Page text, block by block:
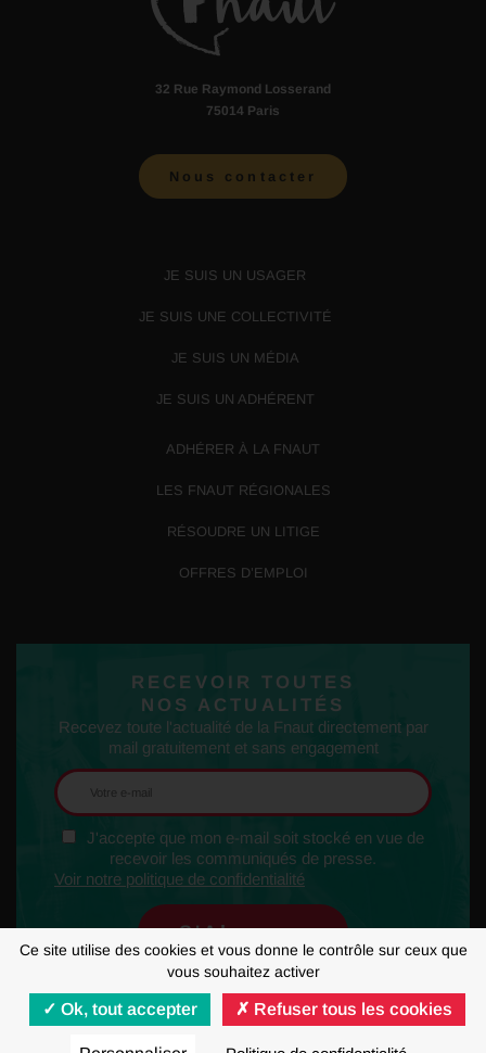
Ce site utilise des cookies et vous donne le contrôle sur ceux que
vous souhaitez activer
Ok, tout accepter Refuser tous les cookies
32 Rue Raymond Losserand
75014 Paris
Nous contacter
JE SUIS UN USAGER
JE SUIS UNE COLLECTIVITÉ
JE SUIS UN MÉDIA
JE SUIS UN ADHÉRENT
ADHÉRER À LA FNAUT
LES FNAUT RÉGIONALES
RÉSOUDRE UN LITIGE
OFFRES D’EMPLOI
RECEVOIR TOUTES
NOS ACTUALITÉS
Recevez toute l'actualité de la Fnaut directement par
mail gratuitement et sans engagement
J'accepte que mon e-mail soit stocké en vue de
recevoir les communiqués de presse.
Voir notre politique de confidentialité